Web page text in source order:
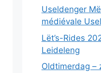
Useldenger
médiévale
Lët’s-Rides
Leideleng
Oldtimerdag –